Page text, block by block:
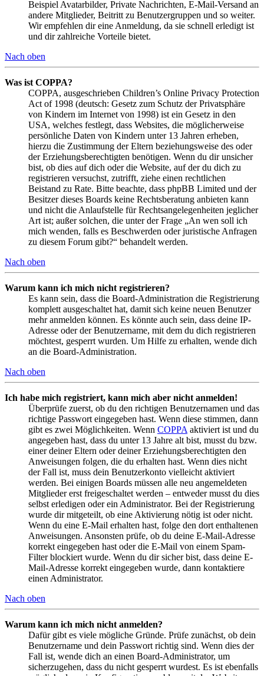
Beispiel Avatarbilder, Private Nachrichten, E-Mail-Versand an
andere Mitglieder, Beitritt zu Benutzergruppen und so weiter.
Wir empfehlen dir eine Anmeldung, da sie schnell erledigt ist
und dir zahlreiche Vorteile bietet.
Nach oben
Was ist COPPA?
COPPA, ausgeschrieben Children’s Online Privacy Protection
Act of 1998 (deutsch: Gesetz zum Schutz der Privatsphäre
von Kindern im Internet von 1998) ist ein Gesetz in den
USA, welches festlegt, dass Websites, die möglicherweise
persönliche Daten von Kindern unter 13 Jahren erheben,
hierzu die Zustimmung der Eltern beziehungsweise des oder
der Erziehungsberechtigten benötigen. Wenn du dir unsicher
bist, ob dies auf dich oder die Website, auf der du dich zu
registrieren versuchst, zutrifft, ziehe einen rechtlichen
Beistand zu Rate. Bitte beachte, dass phpBB Limited und der
Besitzer dieses Boards keine Rechtsberatung anbieten kann
und nicht die Anlaufstelle für Rechtsangelegenheiten jeglicher
Art ist; außer solchen, die unter der Frage „An wen soll ich
mich wenden, falls es Beschwerden oder juristische Anfragen
zu diesem Forum gibt?“ behandelt werden.
Nach oben
Warum kann ich mich nicht registrieren?
Es kann sein, dass die Board-Administration die Registrierung
komplett ausgeschaltet hat, damit sich keine neuen Benutzer
mehr anmelden können. Es könnte auch sein, dass deine IP-
Adresse oder der Benutzername, mit dem du dich registrieren
möchtest, gesperrt wurden. Um Hilfe zu erhalten, wende dich
an die Board-Administration.
Nach oben
Ich habe mich registriert, kann mich aber nicht anmelden!
Überprüfe zuerst, ob du den richtigen Benutzernamen und das
richtige Passwort eingegeben hast. Wenn diese stimmen, dann
gibt es zwei Möglichkeiten. Wenn COPPA aktiviert ist und du
angegeben hast, dass du unter 13 Jahre alt bist, musst du bzw.
einer deiner Eltern oder deiner Erziehungsberechtigten den
Anweisungen folgen, die du erhalten hast. Wenn dies nicht
der Fall ist, muss dein Benutzerkonto vielleicht aktiviert
werden. Bei einigen Boards müssen alle neu angemeldeten
Mitglieder erst freigeschaltet werden – entweder musst du dies
selbst erledigen oder ein Administrator. Bei der Registrierung
wurde dir mitgeteilt, ob eine Aktivierung nötig ist oder nicht.
Wenn du eine E-Mail erhalten hast, folge den dort enthaltenen
Anweisungen. Ansonsten prüfe, ob du deine E-Mail-Adresse
korrekt eingegeben hast oder die E-Mail von einem Spam-
Filter blockiert wurde. Wenn du dir sicher bist, dass deine E-
Mail-Adresse korrekt eingegeben wurde, dann kontaktiere
einen Administrator.
Nach oben
Warum kann ich mich nicht anmelden?
Dafür gibt es viele mögliche Gründe. Prüfe zunächst, ob dein
Benutzername und dein Passwort richtig sind. Wenn dies der
Fall ist, wende dich an einen Board-Administrator, um
sicherzugehen, dass du nicht gesperrt wurdest. Es ist ebenfalls